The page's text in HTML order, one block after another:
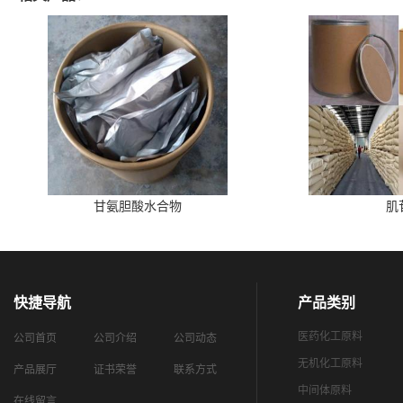
甘氨胆酸水合物 肌
快捷导航
公司首页 公司介绍 公司动态
产品展厅 证书荣誉 联系方式
产品类别
医药化工原料
无机化工原料
中间体原料